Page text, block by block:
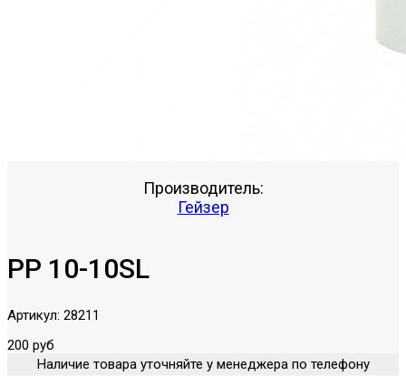
Производитель:
Гейзер
PP 10-10SL
Артикул: 28211
200 руб
Наличие товара уточняйте у менеджера по телефону